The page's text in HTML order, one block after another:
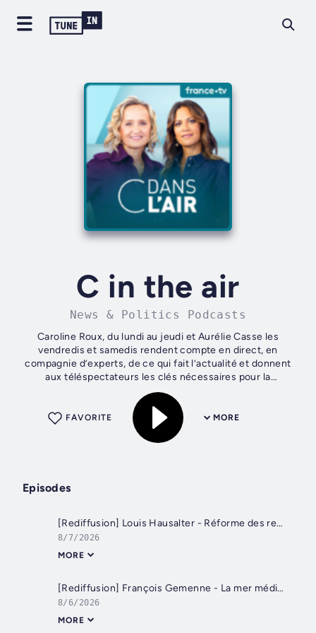
C in the air
News & Politics Podcasts
Caroline Roux, du lundi au jeudi et Aurélie Casse les
vendredis et samedis rendent compte en direct, en
compagnie d’experts, de ce qui fait l’actualité et donnent
aux téléspectateurs les clés nécessaires pour la
comprendre et l’appréhender dans sa...
MORE
FAVORITE
Episodes
[Rediffusion] Louis Hausalter - Réforme des retraites: la fin du macronisme?
8/7/2026
MORE
[Rediffusion] François Gemenne - La mer méditerranée à 30°: les scientifiques "effrayés"
8/6/2026
MORE